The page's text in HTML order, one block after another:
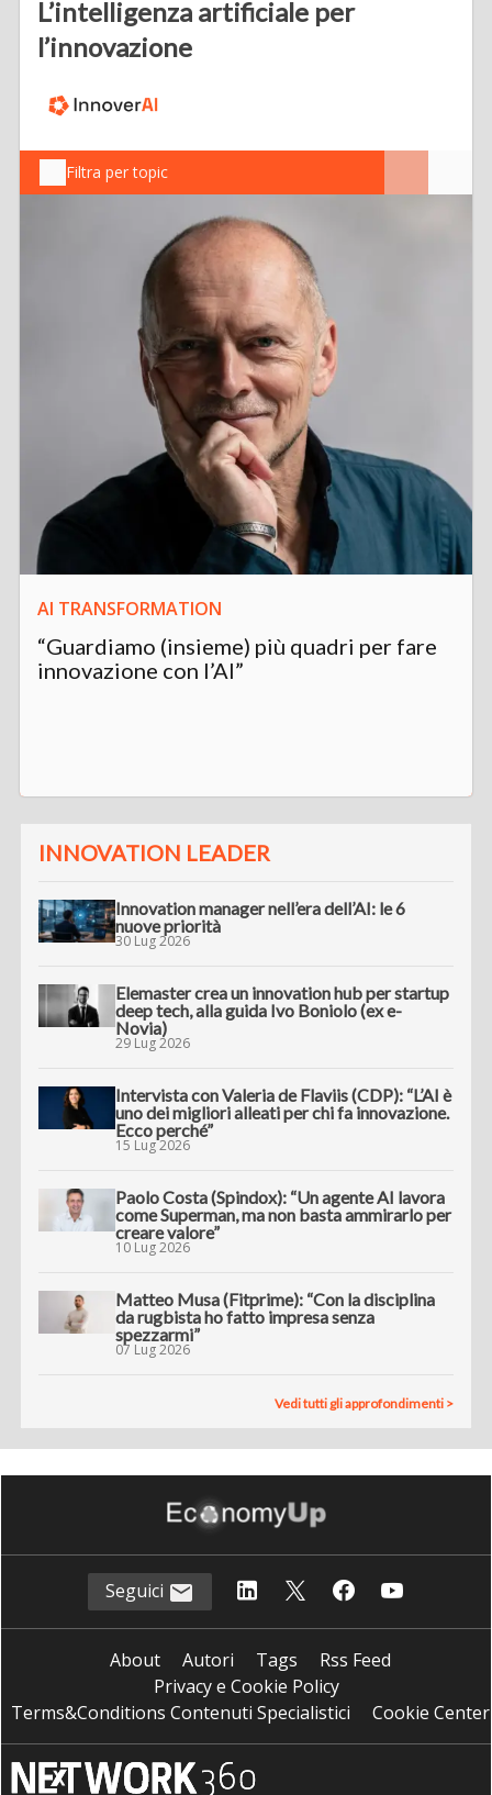
L’intelligenza artificiale per
l’innovazione
Filtra per topic
AI TRANSFORMATION
“Guardiamo (insieme) più quadri per fare
innovazione con l’AI”
INNOVATION LEADER
Innovation manager nell’era dell’AI: le 6
nuove priorità
30 Lug 2026
Elemaster crea un innovation hub per startup
deep tech, alla guida Ivo Boniolo (ex e-
Novia)
29 Lug 2026
Intervista con Valeria de Flaviis (CDP): “L’AI è
uno dei migliori alleati per chi fa innovazione.
Ecco perché”
15 Lug 2026
Paolo Costa (Spindox): “Un agente AI lavora
come Superman, ma non basta ammirarlo per
creare valore”
10 Lug 2026
Matteo Musa (Fitprime): “Con la disciplina
da rugbista ho fatto impresa senza
spezzarmi”
07 Lug 2026
Vedi tutti gli approfondimenti >
Seguici
About Autori Tags
Rss Feed
Privacy e Cookie Policy
Terms&Conditions Contenuti Specialistici
Cookie Center